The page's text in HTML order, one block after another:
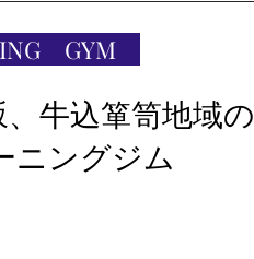
GYM
牛込箪笥地域の
ニングジム